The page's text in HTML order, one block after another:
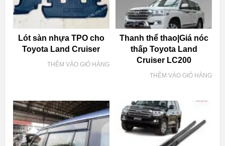
Lót sàn nhựa TPO cho
Toyota Land Cruiser
THÊM VÀO GIỎ HÀNG
Thanh thể thao|Giá nóc
thấp Toyota Land
Cruiser LC200
THÊM VÀO GIỎ HÀNG